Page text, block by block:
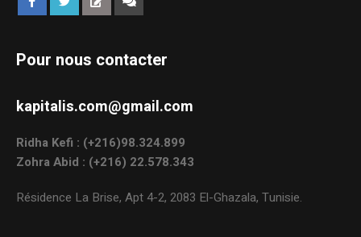
Pour nous contacter
kapitalis.com@gmail.com
Ridha Kefi : (+216)98.324.899
Zohra Abid : (+216) 22.578.343
Résidence La Brise, Apt 4-2, 2083 El-Ghazala, Tunisie.